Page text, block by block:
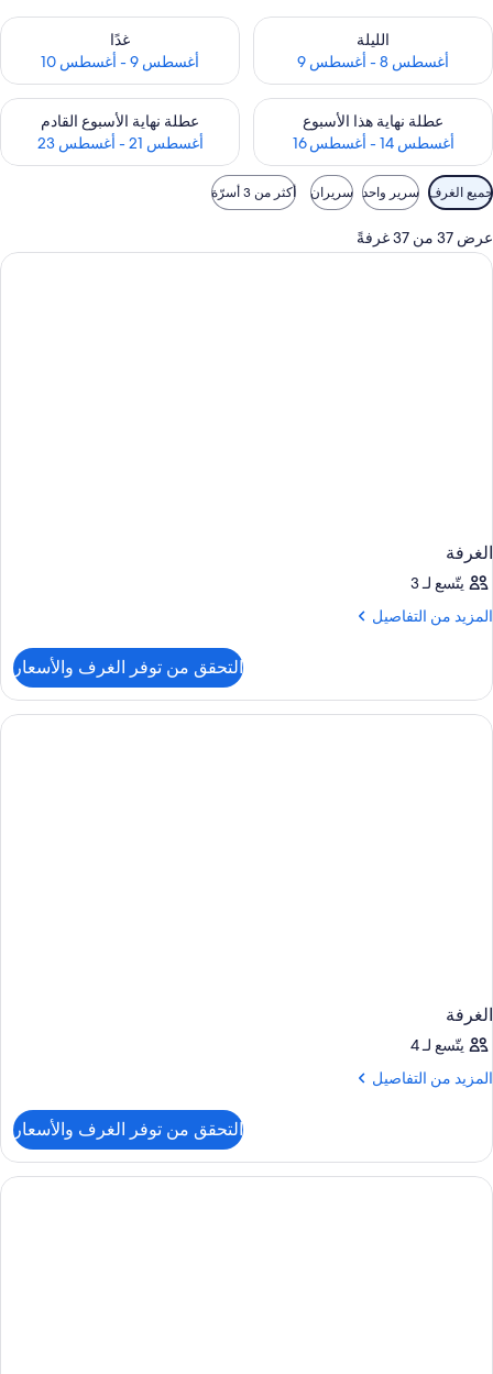
الليلة
أغسطس 8 - أغسطس 9
تحقق من مدى التوفر لليلة للفترة أغسطس 8 - أغسطس 9
غدًا
أغسطس 9 - أغسطس 10
تحقق من مدى التوفر لغد للفترة أغسطس
عطلة نهاية هذا الأسبوع
أغسطس 14 - أغسطس 16
تحقق من مدى التوفر لعطلة نهاية هذا الأسبوع للفترة أغسطس 14 - أغسطس 16
عطلة نهاية الأسبوع القادم
أغسطس 21 - أغسطس 23
تحقق من مدى التوفر لعطلة نهاية
عوامل
التصفية
المتاحة
للغرف
جميع الغرف سرير واحد سريران أكثر من 3 أسرّة
عرض 37 من 37 غرفةً
الغرفة
يتّسع لـ 3
المزيد من التفاصيل
المزيد
الغرفة
التحقق من توفر الغرف والأسعار
الغرفة
يتّسع لـ 4
المزيد من التفاصيل
المزيد
الغرفة
التحقق من توفر الغرف والأسعار